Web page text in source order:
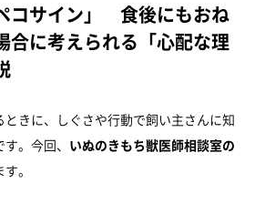
コサイン」 食後にもおね
合に考えられる「心配な理
きに、しぐさや行動で飼い主さんに知
。今回、 いぬのきもち獣医師相談室の
。